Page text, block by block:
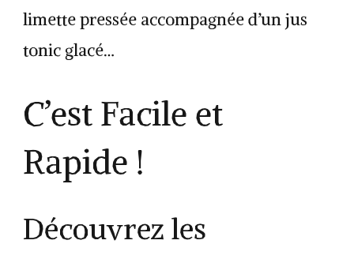
limette pressée accompagnée d’un jus
tonic glacé…
C’est Facile et
Rapide !
Découvrez les